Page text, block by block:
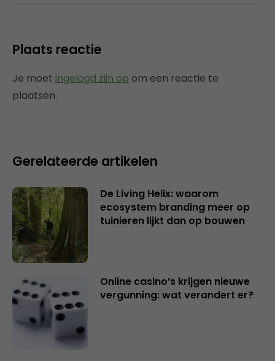
Plaats reactie
Je moet ingelogd zijn op om een reactie te
plaatsen.
Gerelateerde artikelen
De Living Helix: waarom
ecosystem branding meer op
tuinieren lijkt dan op bouwen
Online casino’s krijgen nieuwe
vergunning: wat verandert er?